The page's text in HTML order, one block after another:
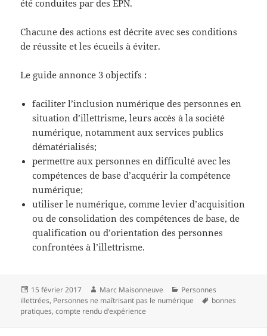
été conduites par des EPN.
Chacune des actions est décrite avec ses conditions
de réussite et les écueils à éviter.
Le guide annonce 3 objectifs :
faciliter l’inclusion numérique des personnes en
situation d’illettrisme, leurs accès à la société
numérique, notamment aux services publics
dématérialisés;
permettre aux personnes en difficulté avec les
compétences de base d’acquérir la compétence
numérique;
utiliser le numérique, comme levier d’acquisition
ou de consolidation des compétences de base, de
qualification ou d’orientation des personnes
confrontées à l’illettrisme.
Publié
le
15 février 2017 Auteur
Marc Maisonneuve Catégories
Personnes
illettrées, Personnes ne maîtrisant pas le numérique
Mots-
bonnes
pratiques,compte rendu d'expérience